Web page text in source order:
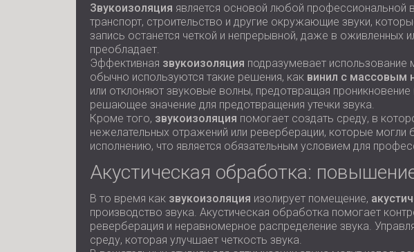
Звукоизоляция является основой любой профессиональной
транспорт, строительство и другие окружающие звуки,
запись останется четкой и непрерывной, даже в
преобладает.
Эффективная звукоизоляция подразумевает
обычно используются такие решения, как винил с массовым
или отклоняют звуковые волны, предотвращая
решающее значение для предотвращения утечки звука.
Кроме того, звукоизоляция помогает создать среду, в
нежелательных отражений или реверберации, которые могли
исполнению, что является обязательным условием для
Акустическая обработка:
В то время как звукоизоляция изолирует помещение,
производство звука. Акустическая обработка помогает
реверберация и неравномерное распределение звука.
среду, которая улучшает четкость звука.